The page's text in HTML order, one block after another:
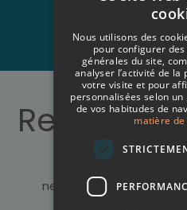
Travailler
Restons
newsletter et
dans
Nous utilisons des
pour configurer
générales du site,
analyser l’activité de la
votre visite et pour
personnalisées selon
de vos habitudes de
matière de